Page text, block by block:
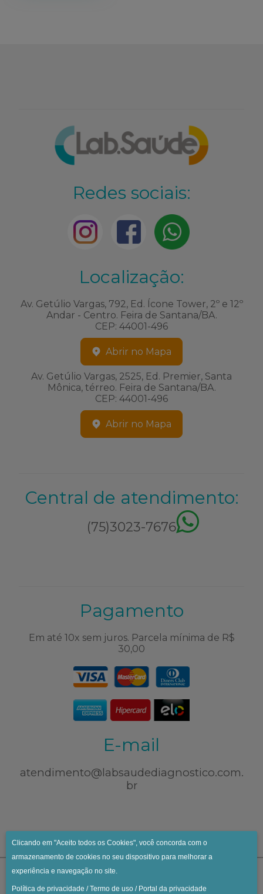
Redes sociais:
Localização:
Av. Getúlio Vargas, 792, Ed. Ícone Tower, 2º e 12º
Andar - Centro. Feira de Santana/BA.
CEP: 44001-496
Abrir no Mapa
Av. Getúlio Vargas, 2525, Ed. Premier, Santa
Mônica, térreo. Feira de Santana/BA.
CEP: 44001-496
Abrir no Mapa
Central de atendimento:
(75)3023-7676
Pagamento
Em até 10x sem juros. Parcela mínima de R$
30,00
E-mail
atendimento@labsaudediagnostico.com.
br
Clicando em "Aceito todos os Cookies", você concorda com o
armazenamento de cookies no seu dispositivo para melhorar a
experiência e navegação no site.
Política de privacidade /Termo de uso / Portal da privacidade